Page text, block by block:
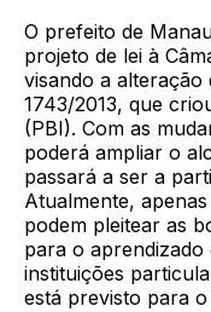
O prefeito de
projeto de lei à
visando a alteração
1743/2013, que
(PBI). Com as
poderá ampliar o
passará a ser a
Atualmente,
podem pleitear as
para o aprendizado
instituições
está previsto para o